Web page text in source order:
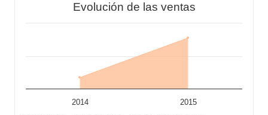
Evolución de las ventas
2014 2015